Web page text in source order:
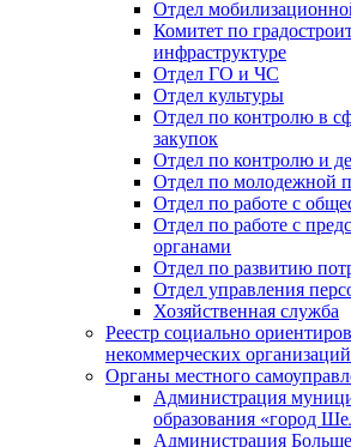
Отдел
Комитет по
инфраструктуре
Отдел ГО и ЧС
Отдел культуры
Отдел по контролю в
закупок
Отдел по контролю и
Отдел по молодежной
Отдел по работе с
Отдел по работе с
органами
Отдел по развитию
Отдел управления
Хозяйственная служба
Реестр социально
некоммерческих организаций
Органы местного
Администрация
образования «город
Администрация